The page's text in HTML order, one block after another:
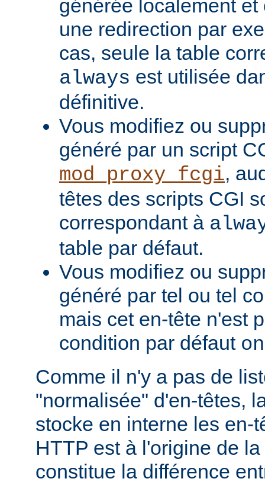
générée localement
une redirection par
cas, seule la table
always est utilisée
définitive.
Vous modifiez ou
généré par un script
mod_proxy_fcgi,
têtes des scripts CGI
correspondant à
table par défaut.
Vous modifiez ou
généré par tel ou tel
mais cet en-tête n'est
condition par défaut
Comme il n'y a pas de
"normalisée" d'en-têtes,
stocke en interne les en-
HTTP est à l'origine de
constitue la différence